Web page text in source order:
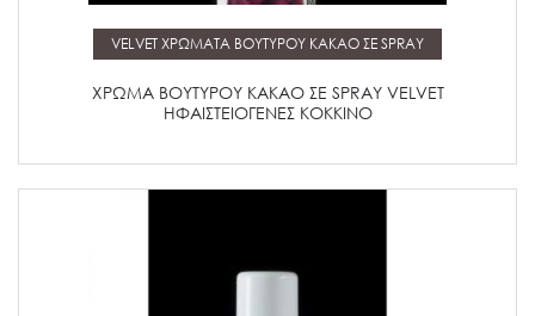
Μάθετε περισσότερα
VELVET ΧΡΩΜΑΤΑ ΒΟΥΤΥΡΟΥ ΚΑΚΑΟ ΣΕ SPRAY
ΧΡΩΜΑ ΒΟΥΤΥΡΟΥ ΚΑΚΑΟ ΣΕ SPRAY VELVET
ΗΦΑΙΣΤΕΙΟΓΕΝΕΣ ΚΟΚΚΙΝΟ